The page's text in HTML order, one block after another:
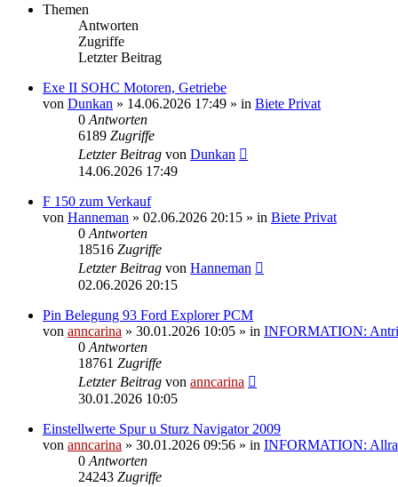
Themen
Antworten
Zugriffe
Letzter Beitrag
Exe II SOHC Motoren, Getriebe
von Dunkan » 14.06.2026 17:49 » in Biete Privat
0 Antworten
6189 Zugriffe
Letzter Beitrag von Dunkan
14.06.2026 17:49
F 150 zum Verkauf
von Hanneman » 02.06.2026 20:15 » in Biete Privat
0 Antworten
18516 Zugriffe
Letzter Beitrag von Hanneman
02.06.2026 20:15
Pin Belegung 93 Ford Explorer PCM
von anncarina » 30.01.2026 10:05 » in INFORMATION:
0 Antworten
18761 Zugriffe
Letzter Beitrag von anncarina
30.01.2026 10:05
Einstellwerte Spur u Sturz Navigator 2009
von anncarina » 30.01.2026 09:56 » in INFORMATION:
0 Antworten
24243 Zugriffe